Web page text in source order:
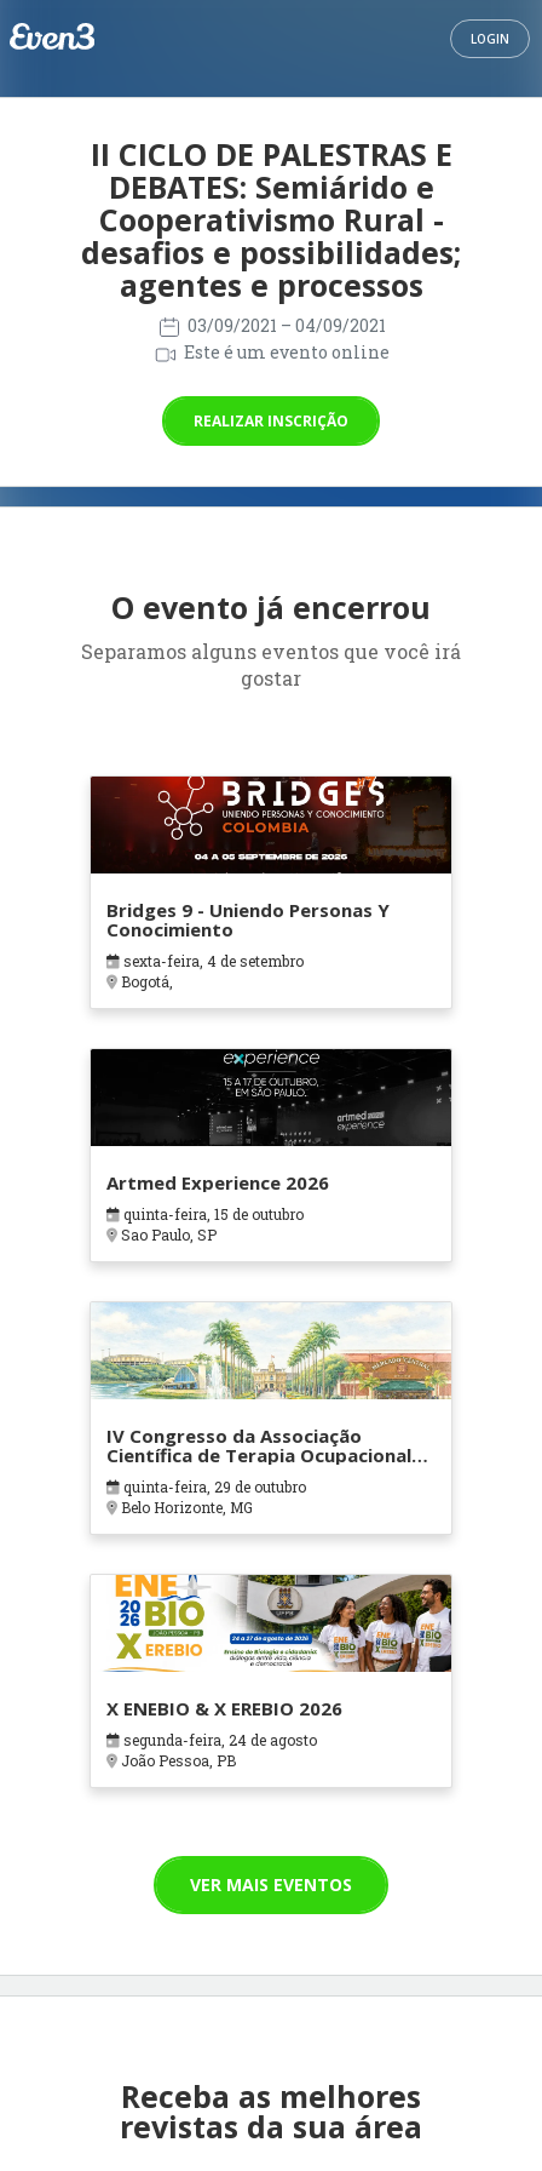
LOGIN
II CICLO DE PALESTRAS E
DEBATES: Semiárido e
Cooperativismo Rural -
desafios e possibilidades;
agentes e processos
03/09/2021 – 04/09/2021
Este é um evento online
REALIZAR INSCRIÇÃO
O evento já encerrou
Separamos alguns eventos que você irá
gostar
Bridges 9 - Uniendo Personas Y
Conocimiento
sexta-feira, 4 de setembro
Bogotá,
Artmed Experience 2026
quinta-feira, 15 de outubro
Sao Paulo, SP
IV Congresso da Associação
Científica de Terapia Ocupacional
em Contextos Hospitalares e
Cuidados Paliativos - ATOHOSP
quinta-feira, 29 de outubro
Belo Horizonte, MG
X ENEBIO & X EREBIO 2026
segunda-feira, 24 de agosto
João Pessoa, PB
VER MAIS EVENTOS
Receba as melhores
revistas da sua área